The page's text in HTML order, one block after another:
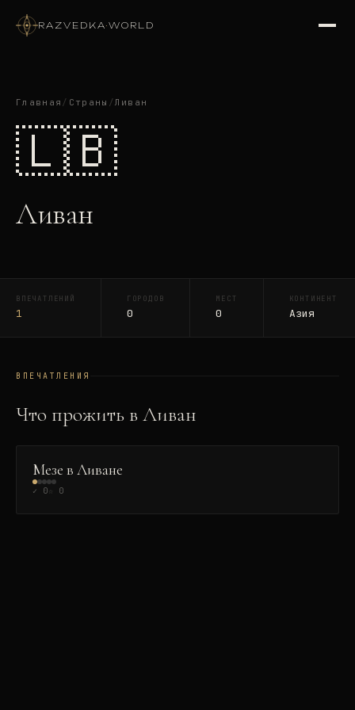
RAZVEDKA·WORLD
Главная / Страны /Ливан
🇱🇧
Ливан
ВПЕЧАТЛЕНИЙ
1
ГОРОДОВ
0
МЕСТ
0
КОНТИНЕНТ
Азия
ВПЕЧАТЛЕНИЯ
Что прожить в Ливан
👑
ГАСТРОНОМИЯ
Мезе в Ливане
✓ 0 0